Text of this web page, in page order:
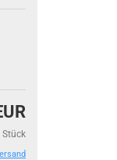
Stück